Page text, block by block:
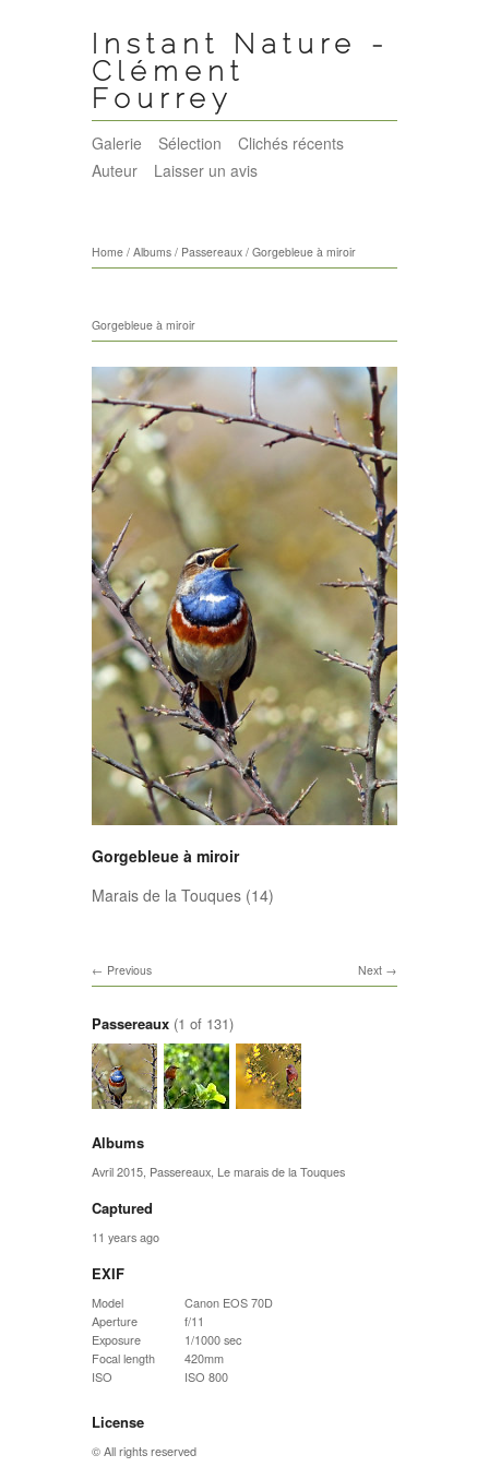
Instant Nature -
Clément
Fourrey
Galerie Sélection
Clichés récents
Auteur
Laisser un avis
Home / Albums / Passereaux / Gorgebleue à miroir
Gorgebleue à miroir
Gorgebleue à miroir
Marais de la Touques (14)
Next
Previous
Passereaux (1 of 131)
Albums
Avril 2015 Passereaux Le marais de la Touques
Captured
11 years ago
EXIF
Model
Canon EOS 70D
Aperture
f/11
Exposure
1/1000 sec
Focal length
420mm
ISO
ISO 800
License
© All rights reserved